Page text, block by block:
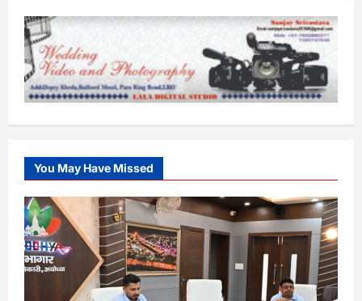
You May Have Missed